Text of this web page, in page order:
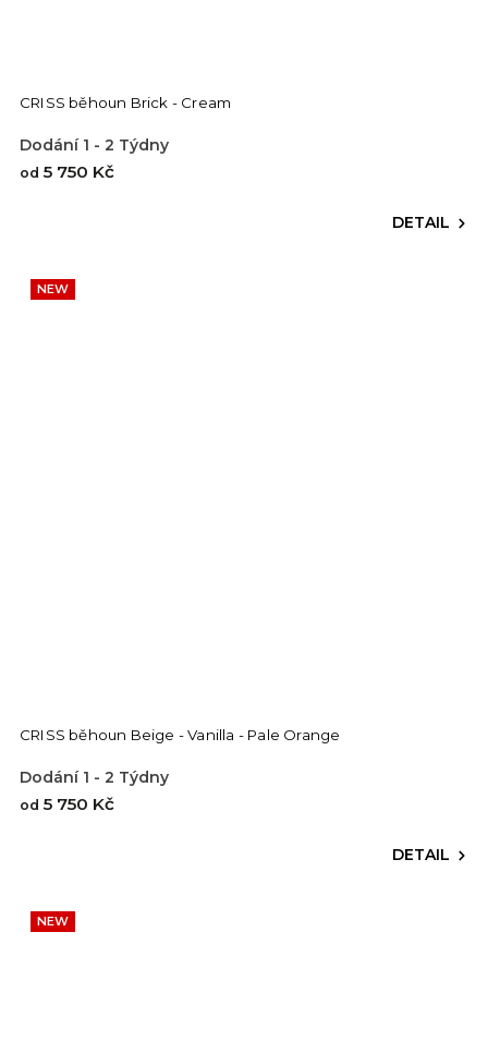
CRISS běhoun Brick - Cream
Dodání 1 - 2 Týdny
od 5 750 Kč
DETAIL
NEW
CRISS běhoun Beige - Vanilla - Pale Orange
Dodání 1 - 2 Týdny
od 5 750 Kč
DETAIL
NEW